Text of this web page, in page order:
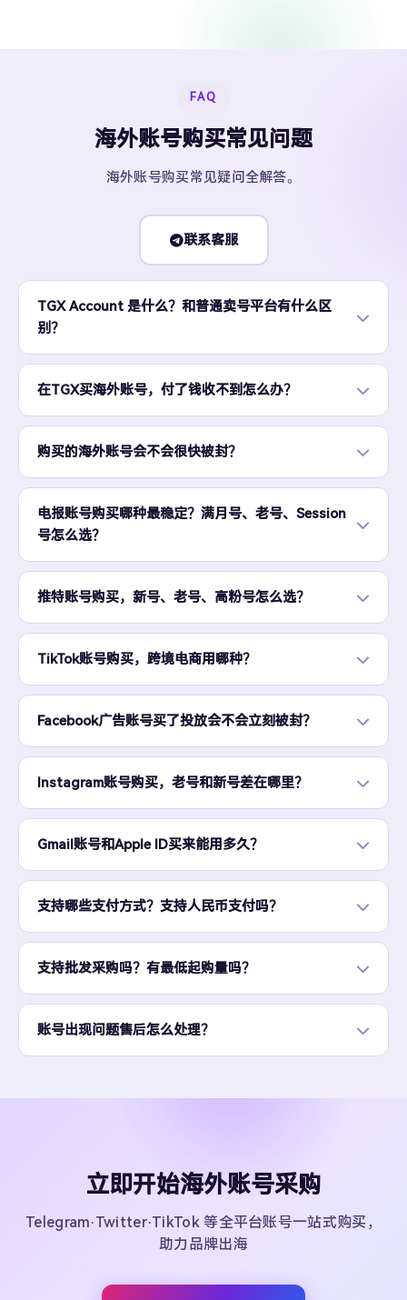
FAQ
海外账号购买常见问题
海外账号购买常见疑问全解答。
联系客服
TGX Account 是什么？和普通卖号平台有什么区
别？
在TGX买海外账号，付了钱收不到怎么办？
购买的海外账号会不会很快被封？
电报账号购买哪种最稳定？满月号、老号、Session
号怎么选？
推特账号购买，新号、老号、高粉号怎么选？
TikTok账号购买，跨境电商用哪种？
Facebook广告账号买了投放会不会立刻被封？
Instagram账号购买，老号和新号差在哪里？
Gmail账号和Apple ID买来能用多久？
支持哪些支付方式？支持人民币支付吗？
支持批发采购吗？有最低起购量吗？
账号出现问题售后怎么处理？
立即开始海外账号采购
Telegram·Twitter·TikTok 等全平台账号一站式购买，
助力品牌出海